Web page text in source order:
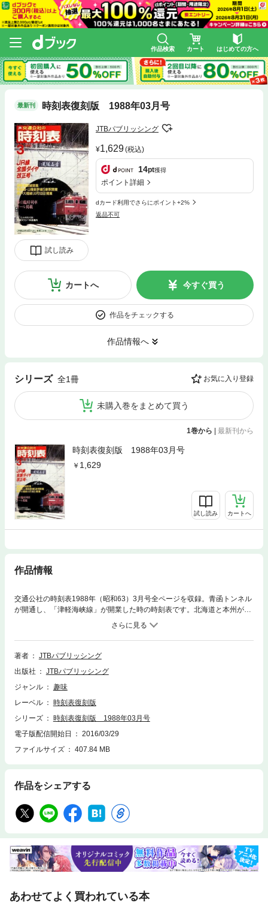
作品検索 カート はじめての方へ
最新刊 時刻表復刻版 1988年03月号
試し読み
JTBパブリッシング
1,629(税込)
14pt獲得
ポイント詳細
dカード利用でさらにポイント+2%
返品不可
カートへ 今すぐ買う
作品をチェックする
作品情報へ
シリーズ 全1冊 お気に入り登録
未購入巻をまとめて買う
1巻から 最新刊から
時刻表復刻版 1988年03月号
1,629
試し読み カートへ
作品情報
交通公社の時刻表1988年（昭和63）3月号全ページを収録。青函トンネル
が開通し、「津軽海峡線」が開業した時の時刻表です。北海道と本州が鉄
道で結ばれました。また、これに伴い終航となった「青函連絡船」の最終
運行日ダイヤも掲載されています。２つのダイヤが同時に掲載されている
大変貴重な号となりました。また、翌月4月10日に開業する瀬戸大橋線の
ダイヤも掲載されています。この青函トンネル・瀬戸大橋の開通により、
ッチコピーが用いられました。綴込付録、「全国タクシー料金案内」も収
録。※当時の雰囲気も楽しめるよう、広告ページも収録しています。その
承ください。※本書は、当時発行された書籍をそのまま電子化したもので
す。底本の劣化等により、シミや日焼け、誌面の歪みや裏写り等、一部読
みづらい箇所がございますが、予めご了承ください。※当電子書籍はファ
イル容量が大きいため、ダウンロードやダウンロード後の動作に少々時間
を要することがございます。あらかじめご了承ください。
著者
JTBパブリッシング
出版社
JTBパブリッシング
ジャンル
趣味
レーベル
時刻表復刻版
シリーズ
時刻表復刻版 1988年03月号
電子版配信開始日
2016/03/29
ファイルサイズ
407.84 MB
作品をシェアする
あわせてよく買われている本